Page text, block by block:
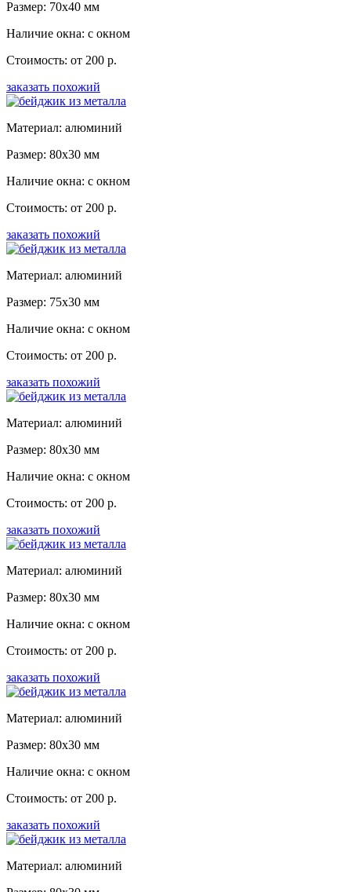
Размер: 70x40 мм
Наличие окна: с окном
Стоимость: от 200 р.
заказать похожий
Материал: алюминий
Размер: 80x30 мм
Наличие окна: с окном
Стоимость: от 200 р.
заказать похожий
Материал: алюминий
Размер: 75x30 мм
Наличие окна: с окном
Стоимость: от 200 р.
заказать похожий
Материал: алюминий
Размер: 80x30 мм
Наличие окна: с окном
Стоимость: от 200 р.
заказать похожий
Материал: алюминий
Размер: 80x30 мм
Наличие окна: с окном
Стоимость: от 200 р.
заказать похожий
Материал: алюминий
Размер: 80x30 мм
Наличие окна: с окном
Стоимость: от 200 р.
заказать похожий
Материал: алюминий